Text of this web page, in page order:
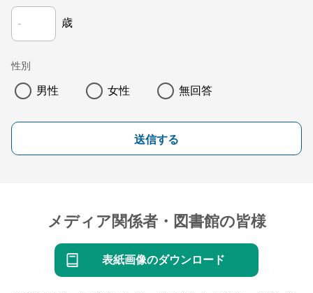
歳
性別
男性 女性 無回答
送信する
メディア関係者・図書館の皆様
表紙画像のダウンロード